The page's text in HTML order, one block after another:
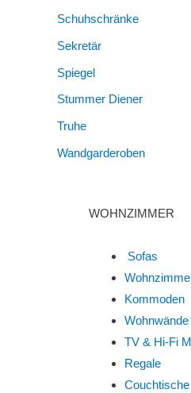
Schuhschränke
Sekretär
Spiegel
Stummer Diener
Truhe
Wandgarderoben
WOHNZIMMER
Sofas
Kommoden
Wohnwände
TV & Hi-Fi
Regale
Couchtische